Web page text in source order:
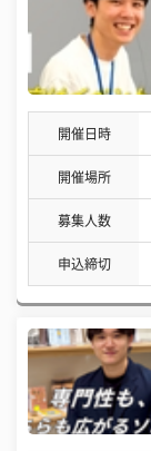
開催日時
開催場所
募集人数
申込締切